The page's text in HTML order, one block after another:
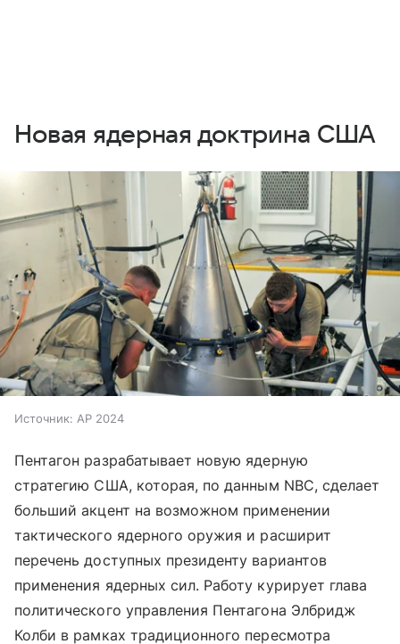
Новая ядерная доктрина США
Источник: AP 2024
Пентагон разрабатывает новую ядерную
стратегию США, которая, по данным NBC, сделает
больший акцент на возможном применении
тактического ядерного оружия и расширит
перечень доступных президенту вариантов
применения ядерных сил. Работу курирует глава
политического управления Пентагона Элбридж
Колби в рамках традиционного пересмотра